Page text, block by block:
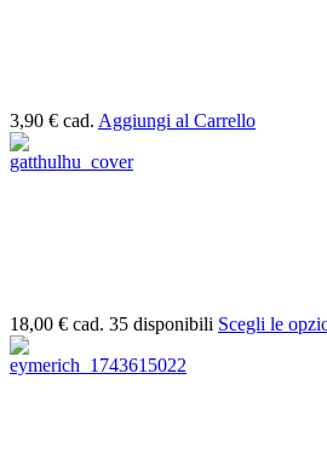
3,90 € cad. Aggiungi al Carrello
18,00 € cad. 35 disponibili Scegli le